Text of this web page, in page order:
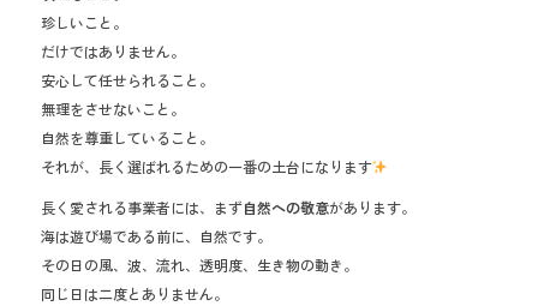
珍しいこと。
だけではありません。
安心して任せられること。
無理をさせないこと。
自然を尊重していること。
それが、長く選ばれるための一番の土台になります
長く愛される事業者には、まず自然への敬意があります。
海は遊び場である前に、自然です。
その日の風、波、流れ、透明度、生き物の動き。
同じ日は二度とありません。